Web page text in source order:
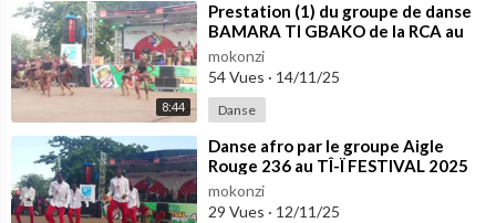
8:44
⁣Prestation (1) du groupe de danse
BAMARA TI GBAKO de la RCA au
TÎ-Ï FESTIVAL 2025
mokonzi
54 Vues · 14/11/25
Danse
⁣Danse afro par le groupe Aigle
Rouge 236 au TÎ-Ï FESTIVAL 2025
mokonzi
29 Vues · 12/11/25